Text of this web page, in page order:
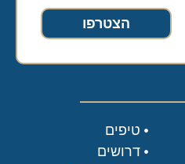
הצטרפו
טיפים
דרושים